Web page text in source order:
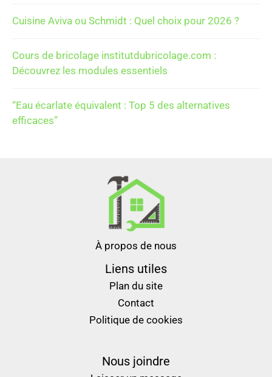
Cuisine Aviva ou Schmidt : Quel choix pour 2026 ?
Cours de bricolage institutdubricolage.com :
Découvrez les modules essentiels
“Eau écarlate équivalent : Top 5 des alternatives
efficaces”
À propos de nous
Liens utiles
Plan du site
Contact
Politique de cookies
Nous joindre